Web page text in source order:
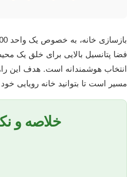
فضا پتانسیل بالایی برای خلق یک
انتخاب هوشمندانه است. هدف این
مسیر است تا بتوانید خانه رویایی
خلاصه و